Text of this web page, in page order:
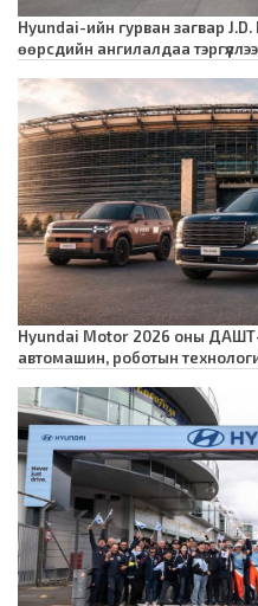
Hyundai-ийн гурван загвар
өөрсдийн ангилалдаа тэргүүллээ
Hyundai Motor 2026 оны
автомашин, роботын